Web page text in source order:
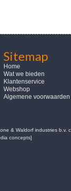
Sitemap
Home
Wat we bieden
Klantenservice
Webshop
Algemene voorwaarden
& Waldorf industries b.v.
concepts]